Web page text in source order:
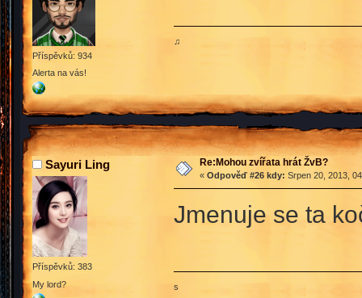
Příspěvků: 934
Alerta na vás!
♫
Sayuri Ling
Příspěvků: 383
My lord?
Re:Mohou zvířata hrát ŽvB?
« Odpověď #26 kdy: Srpen 20, 2013,
Jmenuje se ta
s